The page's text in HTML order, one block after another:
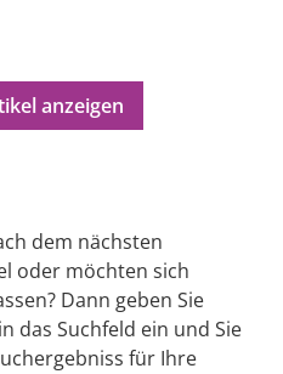
anzeigen
dem nächsten
oder möchten sich
Dann geben Sie
das Suchfeld ein und Sie
für Ihre